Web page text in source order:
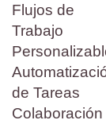
Flujos de
Trabajo
de Tareas
Colaboración